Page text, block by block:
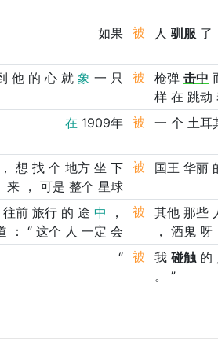
如果 被 人 驯服 了
他 的 心 就 象 一 只 被 枪弹 击中
样 在 跳动
在 1909年 被 一 个 土耳
， 想 找 个 地方 坐 下
来 ， 可是 整个 星球
被 国王 华丽
往前 旅行 的 途 中
，
： “ 这个 人 一定 会
被 其他 那些
， 酒鬼 呀
“ 被 我 碰触 的
。
”